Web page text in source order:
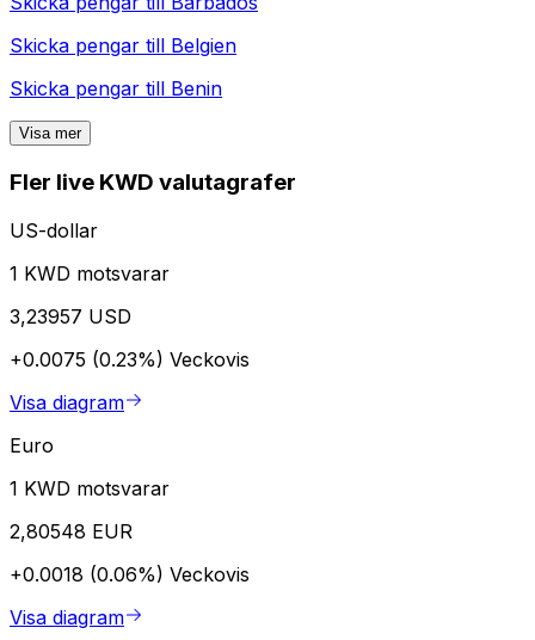
Skicka pengar till Belgien
Skicka pengar till Benin
Visa mer
Fler live KWD valutagrafer
US-dollar
1 KWD motsvarar
3,23957 USD
+0.0075 (0.23%) Veckovis
Visa diagram
Euro
1 KWD motsvarar
2,80548 EUR
+0.0018 (0.06%) Veckovis
Visa diagram